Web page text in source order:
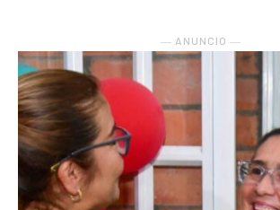
― ANUNCIO ―